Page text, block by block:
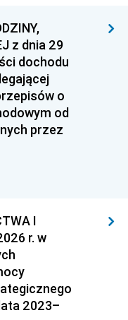
z dnia 29
dochodu
o
od
przez
I
r. w
2023–